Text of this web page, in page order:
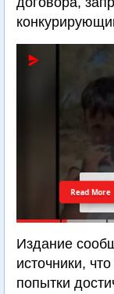
Read More
Издание
источники,
попытки